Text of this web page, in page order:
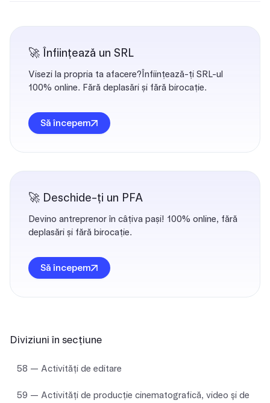
Diviziuni în secțiune
58 — Activităţi de editare
59 — Activităţi de producţie cinematografică, video şi de
🚀 Înființează un SRL
Visezi la propria ta afacere?Înființează-ți SRL-ul
100% online. Fără deplasări și fără birocație.
Să începem
🚀 Deschide-ți un PFA
Devino antreprenor în câțiva pași! 100% online, fără
deplasări și fără birocație.
Să începem